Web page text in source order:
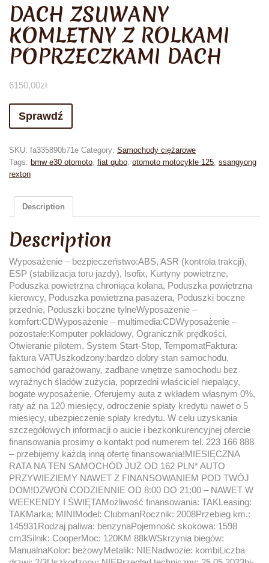
DACH ZSUWANY
KOMLETNY Z ROLKAMI
POPRZECZKAMI DACH
6150,00zł
Sprawdź
SKU: fa335890b71e Category: Samochody ciężarowe
Tags: bmw e30 otomoto, fiat qubo, otomoto motocykle 125, ssangyong
rexton
Description
Description
Wyposażenie – bezpieczeństwo:ABS, ASR (kontrola trakcji),
ESP (stabilizacja toru jazdy), Isofix, Kurtyny powietrzne,
Poduszka powietrzna chroniąca kolana, Poduszka powietrzna
kierowcy, Poduszka powietrzna pasażera, Poduszki boczne
przednie, Poduszki boczne tylneWyposażenie –
komfort:CDWyposażenie – multimedia:CDWyposażenie –
pozostałe:Komputer pokładowy, Ogranicznik prędkości,
Otwieranie pilotem, System Start-Stop, TempomatFaktura:
faktura VATUszkodzony:bardzo dobry stan samochodu,
samochód garażowany, zadbane wnętrze samochodu bez
wyraźnych śladów zużycia, poprzedni właściciel niepalący,
bogate wyposażenie, Oferujemy auta z wkładem własnym 0%,
raty aż na 120 miesięcy, odroczenie spłaty kredytu nawet o 5
miesięcy, ubezpieczenie spłaty kredytu. W celu uzyskania
szczegółowych informacji o aucie i bezkonkurencyjnej ofercie
finansowania prosimy o kontakt pod numerem tel. 223 166 888
– przebijemy każdą inną ofertę finansowania!MIESIĘCZNA
RATA NA TEN SAMOCHÓD JUŻ OD 162 PLN* AUTO
PRZYWIEZIEMY NAWET Z FINANSOWANIEM POD TWÓJ
DOM!DZWOŃ CODZIENNIE OD 8:00 DO 21:00 – NAWET W
WEEKENDY I ŚWIĘTAMożliwość finansowania: TAKLeasing:
TAKMarka: MINIModel: ClubmanRocznik: 2008Przebieg km.:
145931Rodzaj paliwa: benzynaPojemność skokowa: 1598
cm3Silnik: CooperMoc: 120KM 88kWSkrzynia biegów:
ManualnaKolor: beżowyMetalik: NIENadwozie: kombiLiczba